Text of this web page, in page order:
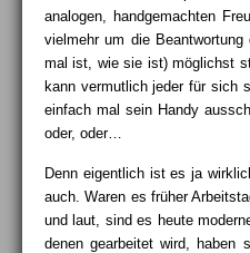
analogen, handgemachten
vielmehr um die
mal ist, wie sie ist) möglichst
kann vermutlich jeder für sich
einfach mal sein Handy
oder, oder…
Denn eigentlich ist es ja
auch. Waren es früher
und laut, sind es heute
denen gearbeitet wird, haben